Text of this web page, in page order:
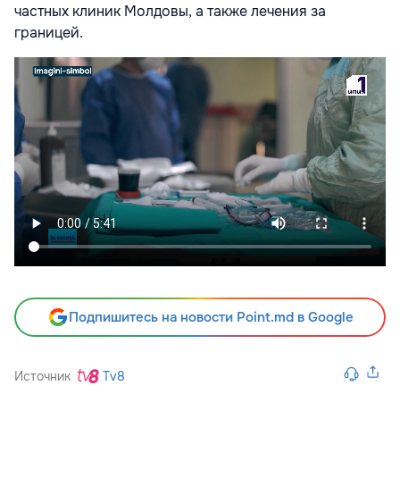
частных клиник Молдовы, а также лечения за
границей.
Подпишитесь на новости Point.md в Google
Источник Tv8